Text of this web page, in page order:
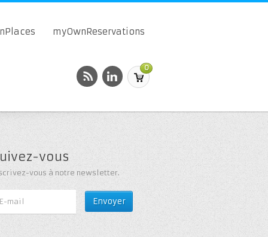
myOwnReservations
0
vous
vous à notre newsletter.